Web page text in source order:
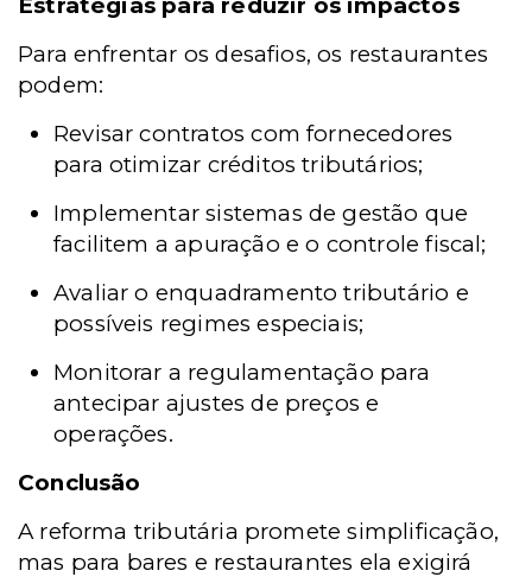
Para enfrentar os desafios, os restaurantes
podem:
Revisar contratos com fornecedores
para otimizar créditos tributários;
Implementar sistemas de gestão que
facilitem a apuração e o controle fiscal;
Avaliar o enquadramento tributário e
possíveis regimes especiais;
Monitorar a regulamentação para
antecipar ajustes de preços e
operações.
Conclusão
A reforma tributária promete simplificação,
mas para bares e restaurantes ela exigirá